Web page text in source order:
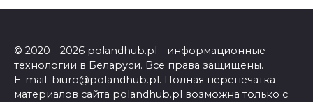
© 2020 - 2026 polandhub.pl - информационные
технологии в Беларуси. Все права защищены.
E-mail: biuro@polandhub.pl. Полная перепечатка
материалов сайта polandhub.pl возможна только с